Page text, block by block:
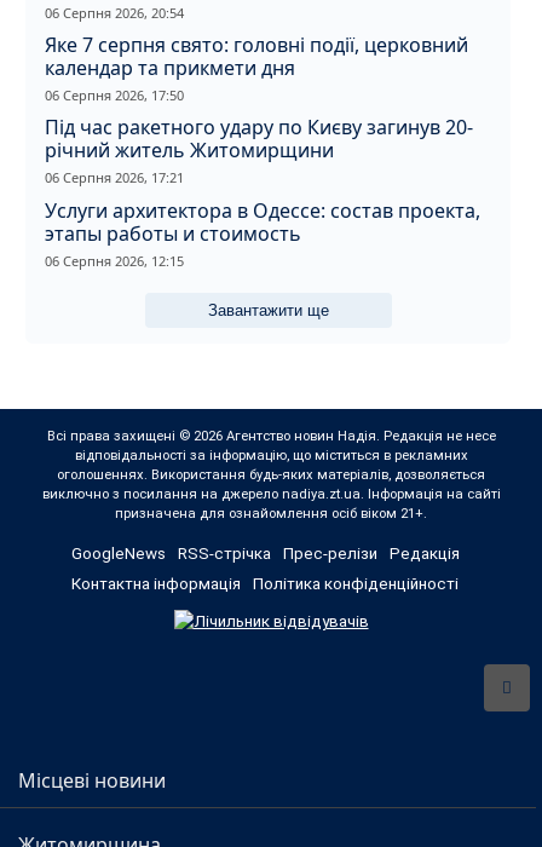
06 Серпня 2026, 20:54
Яке 7 серпня свято: головні події, церковний
календар та прикмети дня
06 Серпня 2026, 17:50
Під час ракетного удару по Києву загинув 20-
річний житель Житомирщини
06 Серпня 2026, 17:21
Услуги архитектора в Одессе: состав проекта,
этапы работы и стоимость
06 Серпня 2026, 12:15
Завантажити ще
Всі права захищені © 2026 Агентство новин Надія. Редакція не несе
відповідальності за інформацію, що міститься в рекламних
оголошеннях. Використання будь-яких матеріалів, дозволяється
виключно з посилання на джерело nadiya.zt.ua. Інформація на сайті
призначена для ознайомлення осіб віком 21+.
GoogleNews RSS-стрічка Прес-релізи
Редакція
Контактна інформація
Політика конфіденційності
Місцеві новини